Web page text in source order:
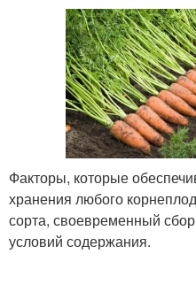
Факторы, которые
хранения любого
сорта, своевременный
условий содержания.